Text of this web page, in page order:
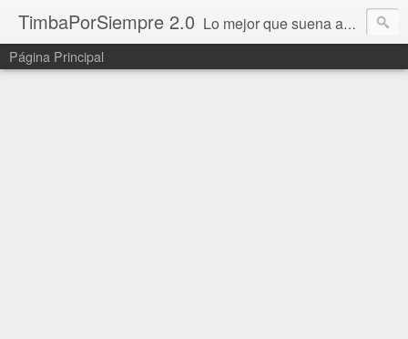
TimbaPorSiempre 2.0 Lo mejor que suena ahora!!!
Página Principal